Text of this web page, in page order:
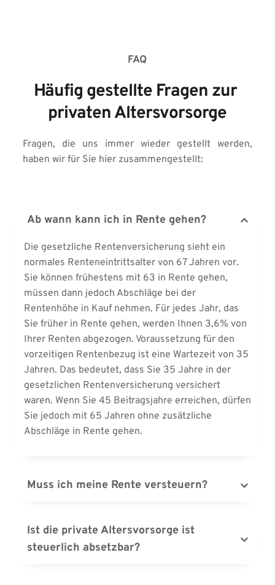
FAQ
Häufig gestellte Fragen zur
privaten Altersvorsorge
Fragen, die uns immer wieder gestellt werden,
haben wir für Sie hier zusammengestellt:
Ab wann kann ich in Rente gehen?
Die gesetzliche Rentenversicherung sieht ein
normales Renteneintrittsalter von 67 Jahren vor.
Sie können frühestens mit 63 in Rente gehen,
müssen dann jedoch Abschläge bei der
Rentenhöhe in Kauf nehmen. Für jedes Jahr, das
Sie früher in Rente gehen, werden Ihnen 3,6% von
Ihrer Renten abgezogen. Voraussetzung für den
vorzeitigen Rentenbezug ist eine Wartezeit von 35
Jahren. Das bedeutet, dass Sie 35 Jahre in der
gesetzlichen Rentenversicherung versichert
waren. Wenn Sie 45 Beitragsjahre erreichen, dürfen
Sie jedoch mit 65 Jahren ohne zusätzliche
Abschläge in Rente gehen.
Muss ich meine Rente versteuern?
Seitdem werden Altersrenten jedoch besteuert.
Rentner, die 2005 in Rente gingen oder bereits
Ist die private Altersvorsorge ist
steuerlich absetzbar?